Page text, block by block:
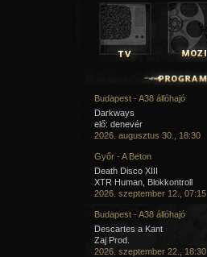
Budapest - A38 állóhajó
Darkways
elő: denevér
2026. augusztus 30., 18:30
Győr - A Beton
Death Disco XIII
XTR Human, Blokkontroll
2026. szeptember 12., 07:15
Budapest - A38 állóhajó
Descartes a Kant
Zaj Prod.
2026. szeptember 22., 18:30